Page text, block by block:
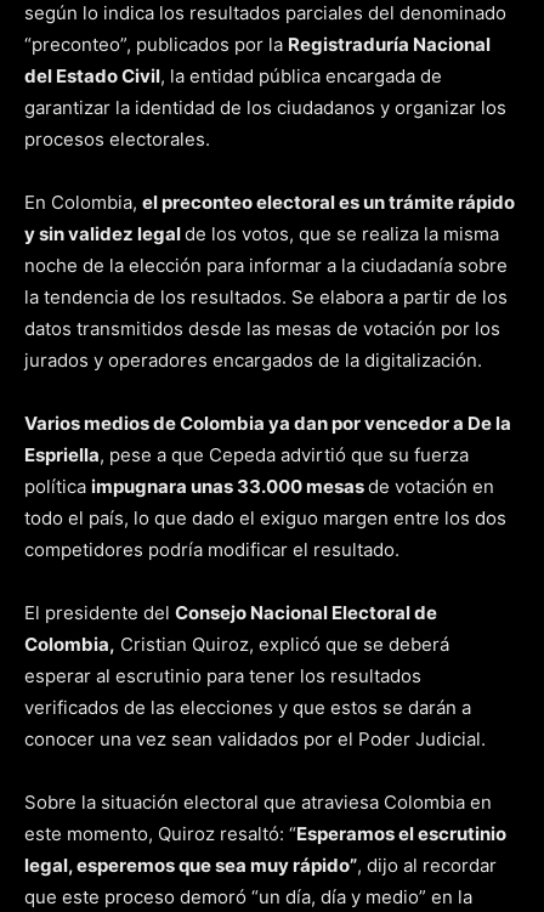
según lo indica los resultados parciales del denominado
“preconteo”, publicados por la Registraduría Nacional
del Estado Civil, la entidad pública encargada de
garantizar la identidad de los ciudadanos y organizar los
procesos electorales.
En Colombia, el preconteo electoral es un trámite rápido
y sin validez legalde los votos, que se realiza la misma
noche de la elección para informar a la ciudadanía sobre
la tendencia de los resultados. Se elabora a partir de los
datos transmitidos desde las mesas de votación por los
jurados y operadores encargados de la digitalización.
Varios medios de Colombia ya dan por vencedor a De la
Espriella, pese a que Cepeda advirtió que su fuerza
política impugnara unas 33.000 mesasde votación en
todo el país, lo que dado el exiguo margen entre los dos
competidores podría modificar el resultado.
El presidente del Consejo Nacional Electoral de
Colombia, Cristian Quiroz, explicó que se deberá
esperar al escrutinio para tener los resultados
verificados de las elecciones y que estos se darán a
conocer una vez sean validados por el Poder Judicial.
Sobre la situación electoral que atraviesa Colombia en
este momento, Quiroz resaltó: “Esperamos el escrutinio
legal, esperemos que sea muy rápido”, dijo al recordar
que este proceso demoró “un día, día y medio” en la